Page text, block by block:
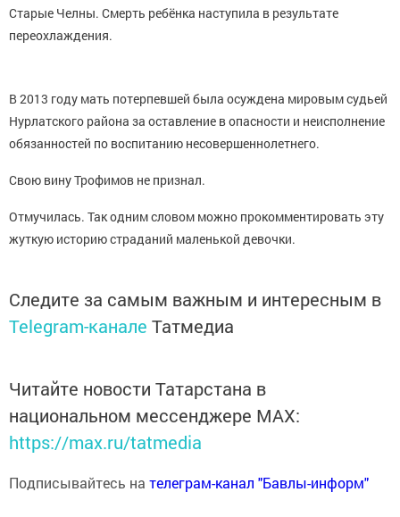
Старые Челны. Смерть ребёнка наступила в результате
переохлаждения.
В 2013 году мать потерпевшей была осуждена мировым судьей
Нурлатского района за оставление в опасности и неисполнение
обязанностей по воспитанию несовершеннолетнего.
Свою вину Трофимов не признал.
Отмучилась. Так одним словом можно прокомментировать эту
жуткую историю страданий маленькой девочки.
Следите за самым важным и интересным в
Telegram-канале Татмедиа
Читайте новости Татарстана в
национальном мессенджере MАХ:
https://max.ru/tatmedia
Подписывайтесь на телеграм-канал "Бавлы-информ"